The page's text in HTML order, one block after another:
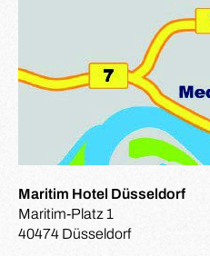
Maritim Hotel Düsseldorf
Maritim-Platz 1
40474 Düsseldorf